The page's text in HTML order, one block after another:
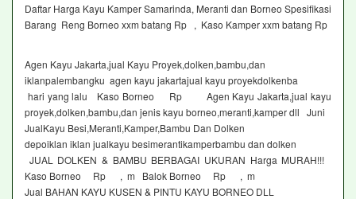
Daftar Harga Kayu Kamper Samarinda, Meranti dan Borneo Spesifikasi
Barang Reng Borneo xxm batang Rp , Kaso Kamper xxm batang Rp
Agen Kayu Jakarta,jual Kayu Proyek,dolken,bambu,dan
iklanpalembangku agen kayu jakartajual kayu proyekdolkenba
hari yang lalu Kaso Borneo Rp Agen Kayu Jakarta,jual kayu
proyek,dolken,bambu,dan jenis kayu borneo,meranti,kamper dll Juni
JualKayu Besi,Meranti,Kamper,Bambu Dan Dolken
depoiklan iklan jualkayu besimerantikamperbambu dan dolken
JUAL DOLKEN & BAMBU BERBAGAI UKURAN Harga MURAH!!!
Kaso Borneo Rp , m Balok Borneo Rp , m
Jual BAHAN KAYU KUSEN & PINTU KAYU BORNEO DLL